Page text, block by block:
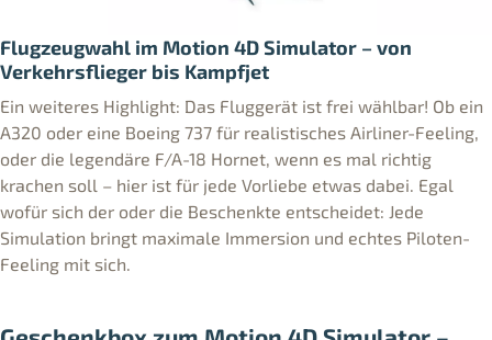
Flugzeugwahl im Motion 4D Simulator – von
Verkehrsflieger bis Kampfjet
Ein weiteres Highlight: Das Fluggerät ist frei wählbar! Ob ein
A320 oder eine Boeing 737 für realistisches Airliner-Feeling,
oder die legendäre F/A-18 Hornet, wenn es mal richtig
krachen soll – hier ist für jede Vorliebe etwas dabei. Egal
wofür sich der oder die Beschenkte entscheidet: Jede
Simulation bringt maximale Immersion und echtes Piloten-
Feeling mit sich.